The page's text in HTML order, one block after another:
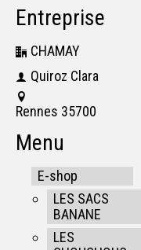
Entreprise
CHAMAY
Quiroz Clara
Rennes 35700
Menu
E-shop
LES SACS
BANANE
LES